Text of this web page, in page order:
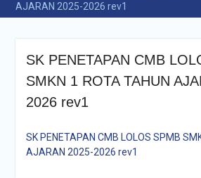
AJARAN 2025-2026 rev1
SK PENETAPAN CMB
SMKN 1 ROTA TAHUN
2026 rev1
SK PENETAPAN CMB LOLOS SPMB
AJARAN 2025-2026 rev1